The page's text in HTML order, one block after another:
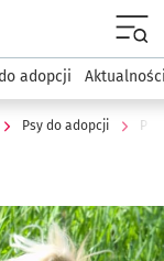
WrocŁapki –
adopcji
Psy do adopcji